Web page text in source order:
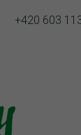
+420 603